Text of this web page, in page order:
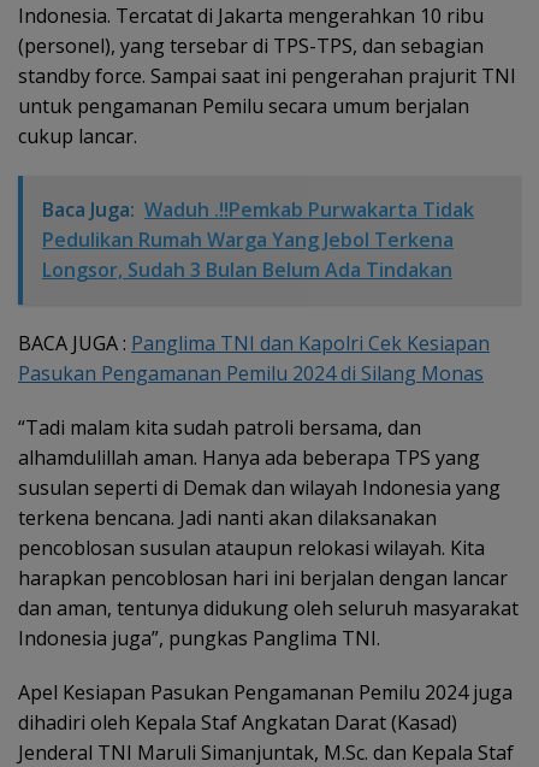
Indonesia. Tercatat di Jakarta mengerahkan 10 ribu
(personel), yang tersebar di TPS-TPS, dan sebagian
standby force. Sampai saat ini pengerahan prajurit TNI
untuk pengamanan Pemilu secara umum berjalan
cukup lancar.
Baca Juga: Waduh .!!Pemkab Purwakarta Tidak
Pedulikan Rumah Warga Yang Jebol Terkena
Longsor, Sudah 3 Bulan Belum Ada Tindakan
BACA JUGA : Panglima TNI dan Kapolri Cek Kesiapan
Pasukan Pengamanan Pemilu 2024 di Silang Monas
“Tadi malam kita sudah patroli bersama, dan
alhamdulillah aman. Hanya ada beberapa TPS yang
susulan seperti di Demak dan wilayah Indonesia yang
terkena bencana. Jadi nanti akan dilaksanakan
pencoblosan susulan ataupun relokasi wilayah. Kita
harapkan pencoblosan hari ini berjalan dengan lancar
dan aman, tentunya didukung oleh seluruh masyarakat
Indonesia juga”, pungkas Panglima TNI.
Apel Kesiapan Pasukan Pengamanan Pemilu 2024 juga
dihadiri oleh Kepala Staf Angkatan Darat (Kasad)
Jenderal TNI Maruli Simanjuntak, M.Sc. dan Kepala Staf